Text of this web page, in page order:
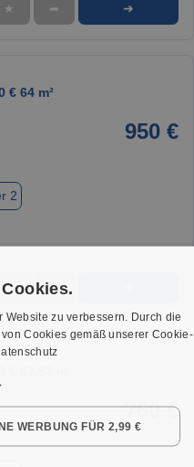
★ ➦ ➜
€ 64 m²
950 €
2
★ ➦
760 €
zu verbessern. Durch die
Cookies gemäß unserer Cookie-
WERBUNG FÜR 2,99 €